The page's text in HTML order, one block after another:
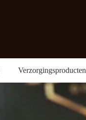
Verzorgingsproducten